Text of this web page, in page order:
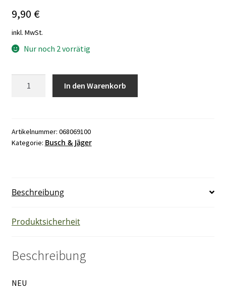
9,90 €
inkl. MwSt.
Nur noch 2 vorrätig
braun
0502-
Menge
In den Warenkorb
Artikelnummer: 068069100
Kategorie: Busch & Jäger
Beschreibung
Produktsicherheit
Beschreibung
NEU